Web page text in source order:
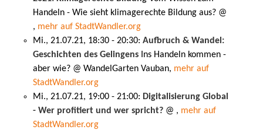
Handeln - Wie sieht klimagerechte Bildung aus? @
, mehr auf StadtWandler.org
Mi., 21.07.21, 18:30 - 20:30: Aufbruch & Wandel:
Geschichten des Gelingens Ins Handeln kommen -
aber wie? @ WandelGarten Vauban, mehr auf
StadtWandler.org
Mi., 21.07.21, 19:00 - 21:00: Digitalisierung Global
- Wer profitiert und wer spricht? @ , mehr auf
StadtWandler.org